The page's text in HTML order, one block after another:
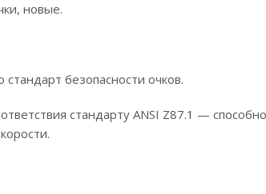
новые.
стандарт безопасности очков.
стандарту ANSI Z87.1 —